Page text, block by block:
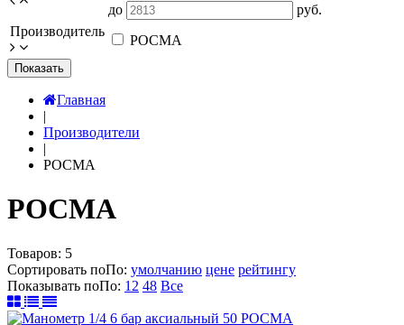
до
руб.
Производитель
РОСМА
Показать
Главная
|
Производители
|
РОСМА
РОСМА
Товаров: 5
Сортировать поПо: умолчанию цене рейтингу
Показывать поПо: 12 48 Все